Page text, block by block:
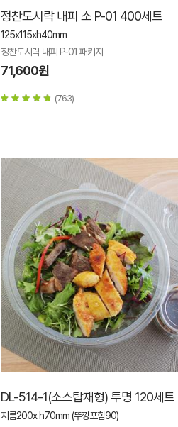
정찬도시락 내피 소 P-01 400세트
125x115xh40mm
정찬도시락 내피 P-01 패키지
71,600원
(763)
DL-514-1(소스탑재형) 투명 120세트
지름200x h70mm (뚜껑포함90)